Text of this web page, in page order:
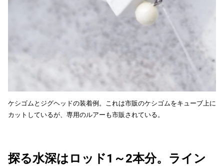
ケシゴムとジグヘッドの装着例。これは市販のケシゴムをキューブ上に
カットしているが、専用のルアーも市販されている。
探る水深はロッド1～2本分。ライン